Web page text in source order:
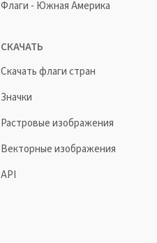
Флаги - Южная Америка
СКАЧАТЬ
Скачать флаги стран
Значки
Растровые изображения
Векторные изображения
API